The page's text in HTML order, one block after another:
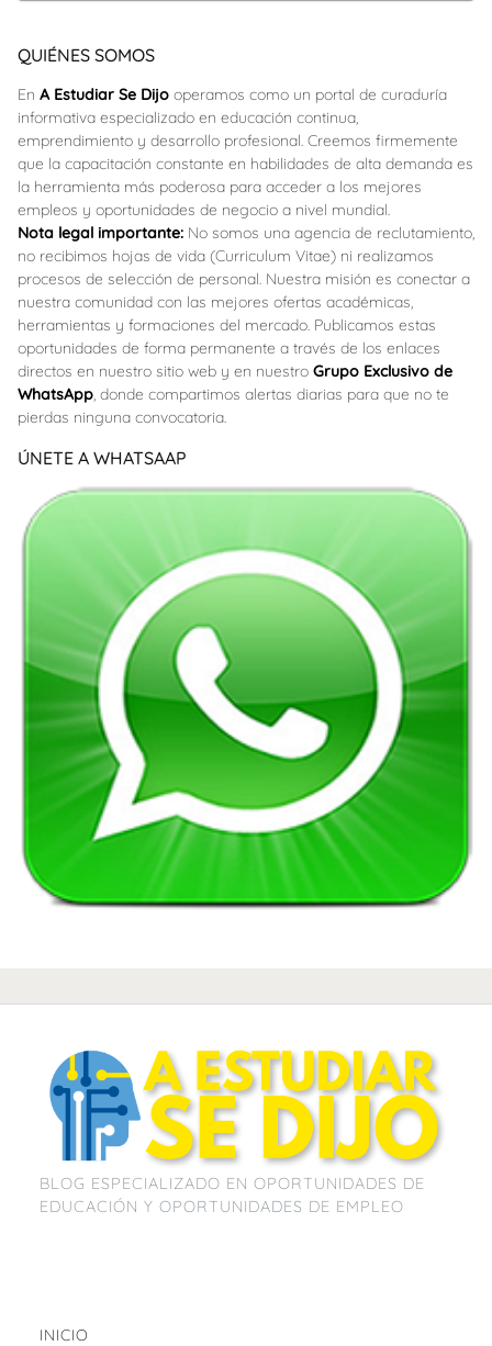
QUIÉNES SOMOS
En A Estudiar Se Dijo operamos como un portal de curaduría
informativa especializado en educación continua,
emprendimiento y desarrollo profesional. Creemos firmemente
que la capacitación constante en habilidades de alta demanda es
la herramienta más poderosa para acceder a los mejores
empleos y oportunidades de negocio a nivel mundial.
Nota legal importante: No somos una agencia de reclutamiento,
no recibimos hojas de vida (Curriculum Vitae) ni realizamos
procesos de selección de personal. Nuestra misión es conectar a
nuestra comunidad con las mejores ofertas académicas,
herramientas y formaciones del mercado. Publicamos estas
oportunidades de forma permanente a través de los enlaces
directos en nuestro sitio web y en nuestro Grupo Exclusivo de
WhatsApp, donde compartimos alertas diarias para que no te
pierdas ninguna convocatoria.
ÚNETE A WHATSAAP
BLOG ESPECIALIZADO EN OPORTUNIDADES DE
EDUCACIÓN Y OPORTUNIDADES DE EMPLEO
INICIO